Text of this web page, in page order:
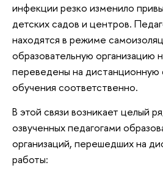
инфекции резко изменило
детских садов и центров.
находятся в режиме
образовательную организацию
переведены на дистанционную
обучения соответственно.
В этой связи возникает целый
озвученных педагогами
организаций, перешедших на
работы: